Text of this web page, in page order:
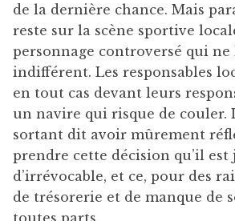
de la dernière chance. Mais
reste sur la scène sportive
personnage controversé qui ne
indifférent. Les responsables
en tout cas devant leurs
un navire qui risque de couler.
sortant dit avoir mûrement
prendre cette décision qu’il est
d’irrévocable, et ce, pour des
de trésorerie et de manque de
toutes parts.